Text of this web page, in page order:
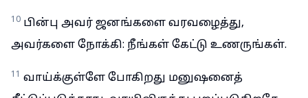
10 பின்பு அவர் ஜனங்களை வரவழைத்து,
அவர்களை நோக்கி: நீங்கள் கேட்டு உணருங்கள்.
11 வாய்க்குள்ளே போகிறது மனுஷனைத்